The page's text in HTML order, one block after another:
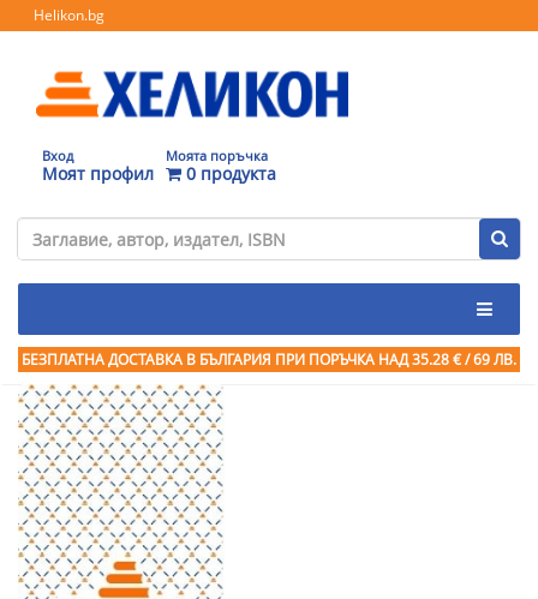
Helikon.bg
Вход
Моят профил
Моята поръчка
0 продукта
БЕЗПЛАТНА ДОСТАВКА В БЪЛГАРИЯ ПРИ ПОРЪЧКА НАД 35.28 € / 69 ЛВ.